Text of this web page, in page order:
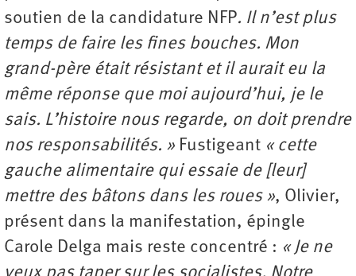
soutien de la candidature NFP. Il n’est plus
temps de faire les fines bouches. Mon
grand-père était résistant et il aurait eu la
même réponse que moi aujourd’hui, je le
sais. L’histoire nous regarde, on doit prendre
nos responsabilités. » Fustigeant « cette
gauche alimentaire qui essaie de [leur]
mettre des bâtons dans les roues », Olivier,
présent dans la manifestation, épingle
Carole Delga mais reste concentré : « Je ne